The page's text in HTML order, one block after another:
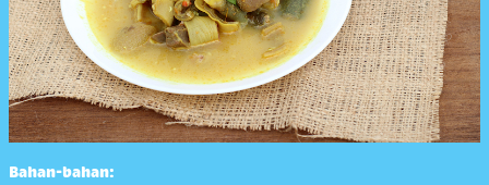
Bahan-bahan: